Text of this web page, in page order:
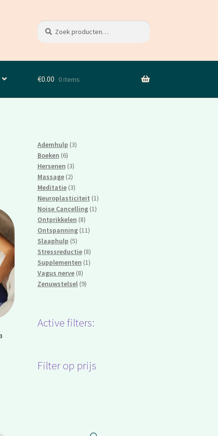
Zoeken
naar:
Zoeken
€0.00 0 items
Ademhulp 33
Boeken 66
producten
Hersenen 33
producten
Massage 22
producten
Meditatie 33
producten
Neuroplasticiteit 11
product
Noise Cancelling 11
Ontprikkelen 88
producten
Ontspanning 1111
Slaaphulp 55
producten
Stressreductie 88
producten
Supplementen 11
Vagus nerve 88
producten
Zenuwstelsel 99
Active filters:
Filter op prijs